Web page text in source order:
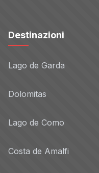
Destinazioni
Lago de Garda
Dolomitas
Lago de Como
Costa de Amalfi